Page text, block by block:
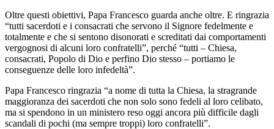
Oltre questi obiettivi, Papa Francesco guarda anche oltre. E ringrazia
“tutti sacerdoti e i consacrati che servono il Signore fedelmente e
totalmente e che si sentono disonorati e screditati dai comportamenti
vergognosi di alcuni loro confratelli”, perché “tutti – Chiesa,
consacrati, Popolo di Dio e perfino Dio stesso – portiamo le
conseguenze delle loro infedeltà”.
Papa Francesco ringrazia “a nome di tutta la Chiesa, la stragrande
maggioranza dei sacerdoti che non solo sono fedeli al loro celibato,
ma si spendono in un ministero reso oggi ancora più difficile dagli
scandali di pochi (ma sempre troppi) loro confratelli”.